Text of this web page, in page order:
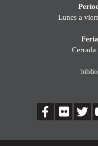
Lunes a